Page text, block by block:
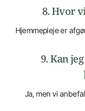
8. Hvor
Hjemmepleje er
9. Kan
Ja, men vi